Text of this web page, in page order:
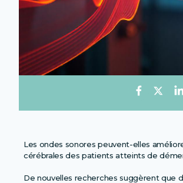
Les ondes sonores peuvent-elles
cérébrales des patients atteints de
De nouvelles recherches suggèrent que